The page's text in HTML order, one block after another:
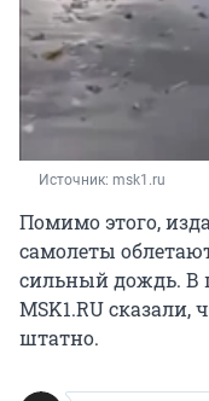
Источник: msk1.ru
Помимо этого,
самолеты
сильный дождь. В
MSK1.RU сказали,
штатно.